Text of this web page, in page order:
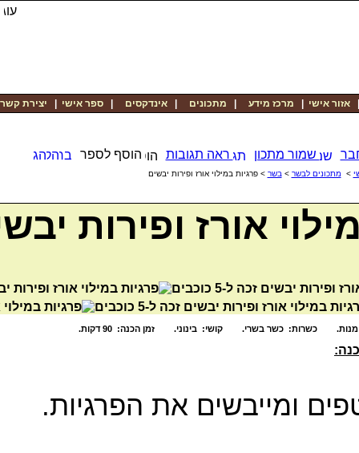
אזור אישי מרכז מידע מתכונים אינדקסים ספר אישי יצירת קשר
שמור מתכון ראה תגובות הוסף לספר
> מתכונים לבשר > בשר > פרגיות במילוי אורז ופירות יבשים
אורז ופירות
ומייבשים את הפרגיות.